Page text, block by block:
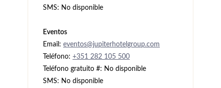
SMS: No disponible
Eventos
Email: eventos@jupiterhotelgroup.com
Teléfono: +351 282 105 500
Teléfono gratuito #: No disponible
SMS: No disponible